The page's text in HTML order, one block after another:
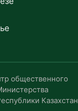
общественного
Казахстан